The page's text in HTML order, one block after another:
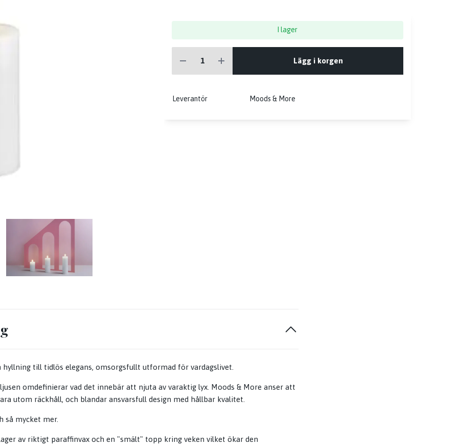
I lager
Lägg i korgen
Leverantör Moods & More
hyllning till tidlös elegans, omsorgsfullt utformad för vardagslivet.
omdefinierar vad det innebär att njuta av varaktig lyx. Moods & More anser att
utom räckhåll, och blandar ansvarsfull design med hållbar kvalitet.
så mycket mer.
av riktigt paraffinvax och en "smält" topp kring veken vilket ökar den